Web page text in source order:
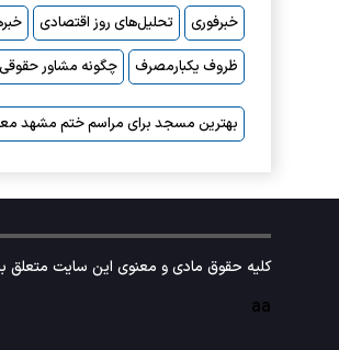
خبرفوری تحلیل‌های روز اقتصادی
ظروف یکبارمصرف
چگونه مشاور حقوقی درجه 1 در مشهد
بهترین مسجد برای مراسم ختم مشهد
کلیه حقوق مادی و معنوی این سایت متعلق
aa